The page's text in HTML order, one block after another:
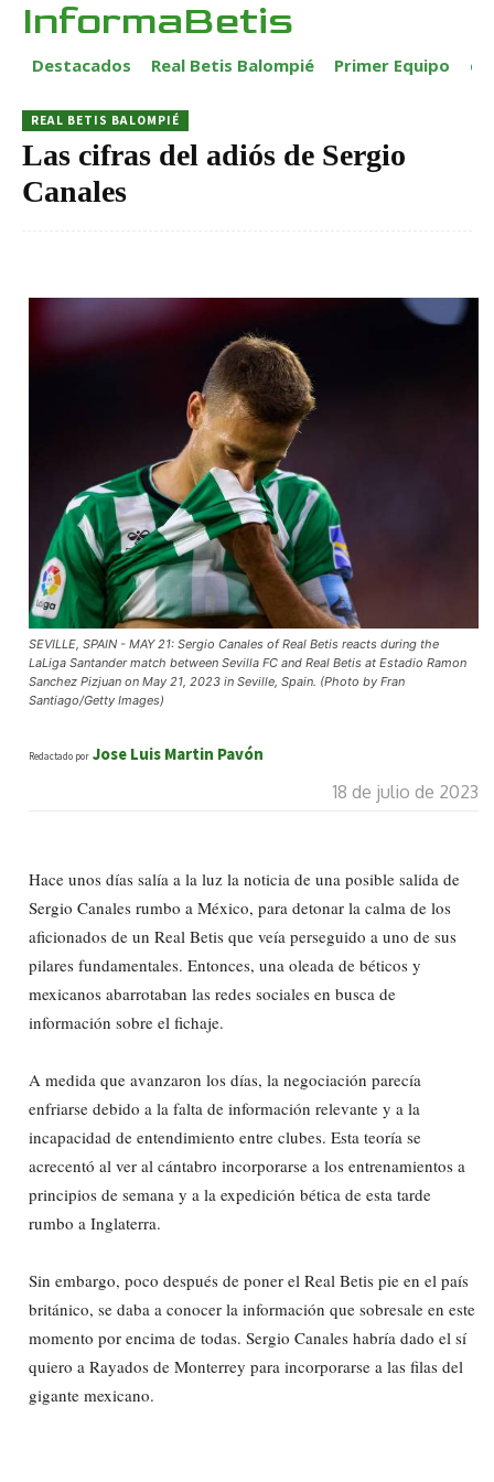
InformaBetis
Destacados Real Betis Balompié Primer Equipo
REAL BETIS BALOMPIÉ
Las cifras del adiós de Sergio
Canales
SEVILLE, SPAIN - MAY 21: Sergio Canales of Real Betis reacts during the
LaLiga Santander match between Sevilla FC and Real Betis at Estadio Ramon
Sanchez Pizjuan on May 21, 2023 in Seville, Spain. (Photo by Fran
Santiago/Getty Images)
Redactado por Jose Luis Martin Pavón
18 de julio de 2023
Hace unos días salía a la luz la noticia de una posible salida de
Sergio Canales rumbo a México, para detonar la calma de los
aficionados de un Real Betis que veía perseguido a uno de sus
pilares fundamentales. Entonces, una oleada de béticos y
mexicanos abarrotaban las redes sociales en busca de
información sobre el fichaje.
A medida que avanzaron los días, la negociación parecía
enfriarse debido a la falta de información relevante y a la
incapacidad de entendimiento entre clubes. Esta teoría se
acrecentó al ver al cántabro incorporarse a los entrenamientos a
principios de semana y a la expedición bética de esta tarde
rumbo a Inglaterra.
Sin embargo, poco después de poner el Real Betis pie en el país
británico, se daba a conocer la información que sobresale en este
momento por encima de todas. Sergio Canales habría dado el sí
quiero a Rayados de Monterrey para incorporarse a las filas del
gigante mexicano.